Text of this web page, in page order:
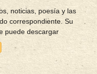
noticias, poesía y las
correspondiente. Su
puede descargar